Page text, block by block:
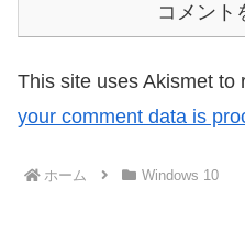
コメント
This site uses Akismet to
your comment data is
ホーム Windows 10